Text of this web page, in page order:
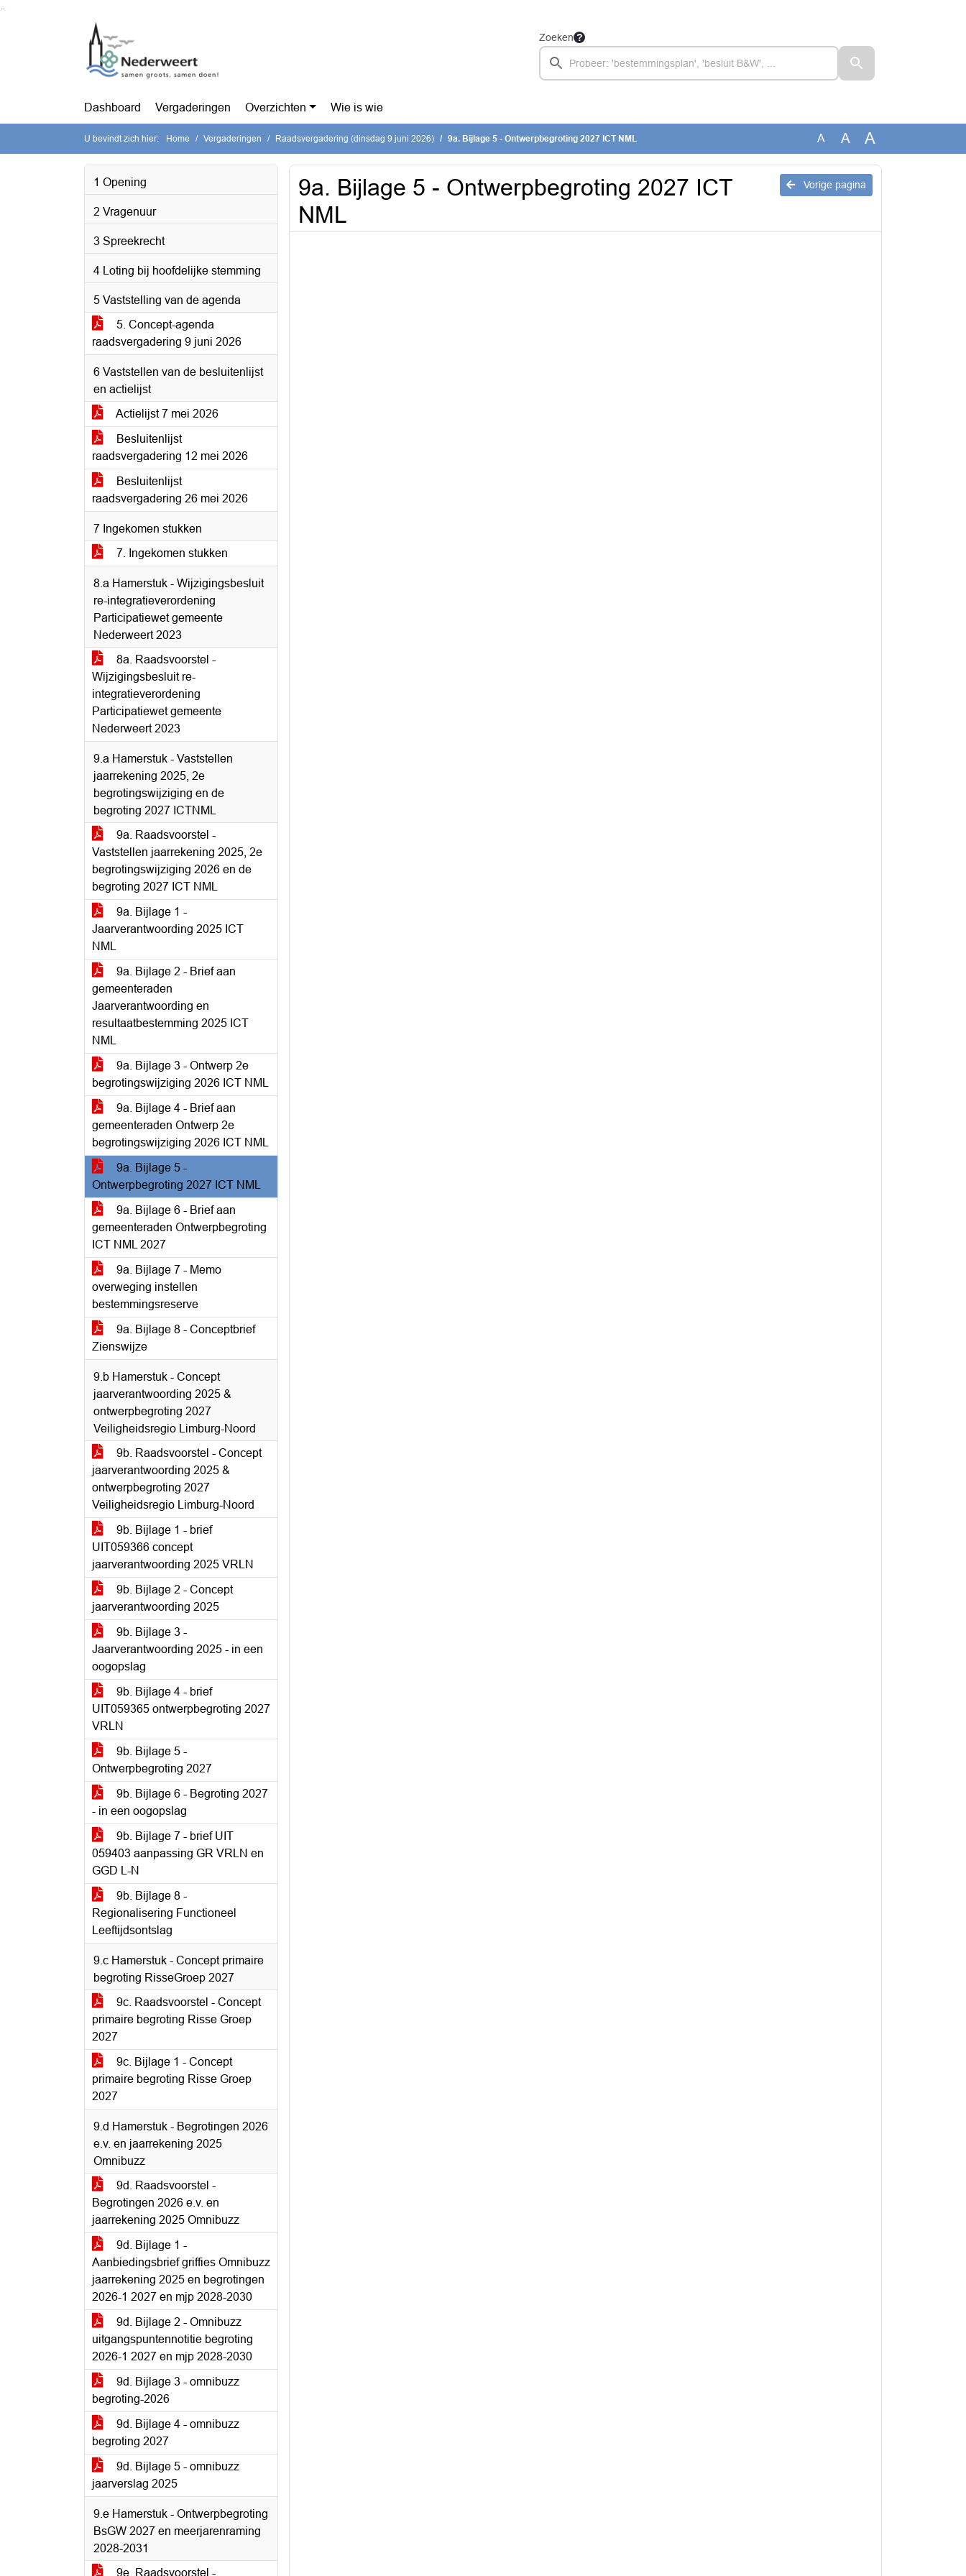
Zoeken
Dashboard Vergaderingen Overzichten Wie is wie
U bevindt zich hier: Home Vergaderingen Raadsvergadering (dinsdag 9 juni 2026) 9a. Bijlage 5 - Ontwerpbegroting 2027 ICT NML A A A
1 Opening
2 Vragenuur
3 Spreekrecht
4 Loting bij hoofdelijke stemming
5 Vaststelling van de agenda
5. Concept-agenda
raadsvergadering 9 juni 2026
6 Vaststellen van de besluitenlijst
en actielijst
Actielijst 7 mei 2026
Besluitenlijst
raadsvergadering 12 mei 2026
Besluitenlijst
raadsvergadering 26 mei 2026
7 Ingekomen stukken
7. Ingekomen stukken
8.a Hamerstuk - Wijzigingsbesluit
re-integratieverordening
Participatiewet gemeente
Nederweert 2023
8a. Raadsvoorstel -
Wijzigingsbesluit re-
integratieverordening
Participatiewet gemeente
Nederweert 2023
9.a Hamerstuk - Vaststellen
jaarrekening 2025, 2e
begrotingswijziging en de
begroting 2027 ICTNML
9a. Raadsvoorstel -
Vaststellen jaarrekening 2025, 2e
begrotingswijziging 2026 en de
begroting 2027 ICT NML
9a. Bijlage 1 -
Jaarverantwoording 2025 ICT
NML
9a. Bijlage 2 - Brief aan
gemeenteraden
Jaarverantwoording en
resultaatbestemming 2025 ICT
NML
9a. Bijlage 3 - Ontwerp 2e
begrotingswijziging 2026 ICT NML
9a. Bijlage 4 - Brief aan
gemeenteraden Ontwerp 2e
begrotingswijziging 2026 ICT NML
9a. Bijlage 5 -
Ontwerpbegroting 2027 ICT NML
9a. Bijlage 6 - Brief aan
gemeenteraden Ontwerpbegroting
ICT NML 2027
9a. Bijlage 7 - Memo
overweging instellen
bestemmingsreserve
9a. Bijlage 8 - Conceptbrief
Zienswijze
9.b Hamerstuk - Concept
jaarverantwoording 2025 &
ontwerpbegroting 2027
Veiligheidsregio Limburg-Noord
9b. Raadsvoorstel - Concept
jaarverantwoording 2025 &
ontwerpbegroting 2027
Veiligheidsregio Limburg-Noord
9b. Bijlage 1 - brief
UIT059366 concept
jaarverantwoording 2025 VRLN
9b. Bijlage 2 - Concept
jaarverantwoording 2025
9b. Bijlage 3 -
Jaarverantwoording 2025 - in een
oogopslag
9b. Bijlage 4 - brief
UIT059365 ontwerpbegroting 2027
VRLN
9b. Bijlage 5 -
Ontwerpbegroting 2027
9b. Bijlage 6 - Begroting 2027
- in een oogopslag
9b. Bijlage 7 - brief UIT
059403 aanpassing GR VRLN en
GGD L-N
9b. Bijlage 8 -
Regionalisering Functioneel
Leeftijdsontslag
9.c Hamerstuk - Concept primaire
begroting RisseGroep 2027
9c. Raadsvoorstel - Concept
primaire begroting Risse Groep
2027
9c. Bijlage 1 - Concept
primaire begroting Risse Groep
2027
9.d Hamerstuk - Begrotingen 2026
e.v. en jaarrekening 2025
Omnibuzz
9d. Raadsvoorstel -
Begrotingen 2026 e.v. en
jaarrekening 2025 Omnibuzz
9d. Bijlage 1 -
Aanbiedingsbrief griffies Omnibuzz
jaarrekening 2025 en begrotingen
2026-1 2027 en mjp 2028-2030
9d. Bijlage 2 - Omnibuzz
uitgangspuntennotitie begroting
2026-1 2027 en mjp 2028-2030
9d. Bijlage 3 - omnibuzz
begroting-2026
9d. Bijlage 4 - omnibuzz
begroting 2027
9d. Bijlage 5 - omnibuzz
jaarverslag 2025
9.e Hamerstuk - Ontwerpbegroting
BsGW 2027 en meerjarenraming
2028-2031
9e. Raadsvoorstel -
Vorige pagina
9a. Bijlage 5 - Ontwerpbegroting 2027 ICT
NML